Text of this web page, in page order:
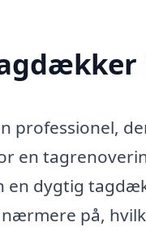
professionel,
en
en dygtig
på,